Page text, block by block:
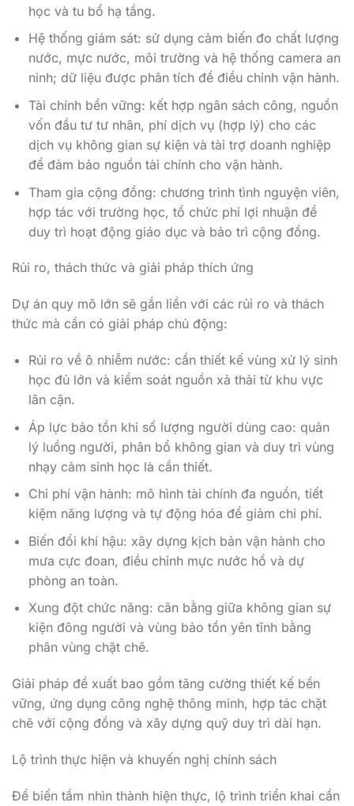
học và tu bổ hạ tầng.
Hệ thống giám sát: sử dụng cảm biến đo chất lượng
nước, mực nước, môi trường và hệ thống camera an
ninh; dữ liệu được phân tích để điều chỉnh vận hành.
Tài chính bền vững: kết hợp ngân sách công, nguồn
vốn đầu tư tư nhân, phí dịch vụ (hợp lý) cho các
dịch vụ không gian sự kiện và tài trợ doanh nghiệp
để đảm bảo nguồn tài chính cho vận hành.
Tham gia cộng đồng: chương trình tình nguyện viên,
hợp tác với trường học, tổ chức phi lợi nhuận để
duy trì hoạt động giáo dục và bảo trì cộng đồng.
Rủi ro, thách thức và giải pháp thích ứng
Dự án quy mô lớn sẽ gắn liền với các rủi ro và thách
thức mà cần có giải pháp chủ động:
Rủi ro về ô nhiễm nước: cần thiết kế vùng xử lý sinh
học đủ lớn và kiểm soát nguồn xả thải từ khu vực
lân cận.
Áp lực bảo tồn khi số lượng người dùng cao: quản
lý luồng người, phân bổ không gian và duy trì vùng
nhạy cảm sinh học là cần thiết.
Chi phí vận hành: mô hình tài chính đa nguồn, tiết
kiệm năng lượng và tự động hóa để giảm chi phí.
Biến đổi khí hậu: xây dựng kịch bản vận hành cho
mưa cực đoan, điều chỉnh mực nước hồ và dự
phòng an toàn.
Xung đột chức năng: cân bằng giữa không gian sự
kiện đông người và vùng bảo tồn yên tĩnh bằng
phân vùng chặt chẽ.
Giải pháp đề xuất bao gồm tăng cường thiết kế bền
vững, ứng dụng công nghệ thông minh, hợp tác chặt
chẽ với cộng đồng và xây dựng quỹ duy trì dài hạn.
Lộ trình thực hiện và khuyến nghị chính sách
Để biến tầm nhìn thành hiện thực, lộ trình triển khai cần